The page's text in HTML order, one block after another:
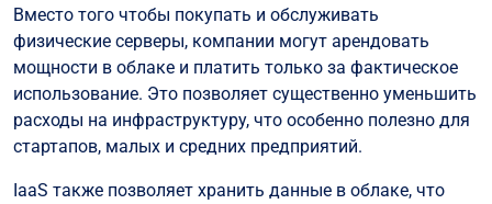
Вместо того чтобы покупать и обслуживать
физические серверы, компании могут арендовать
мощности в облаке и платить только за фактическое
использование. Это позволяет существенно уменьшить
расходы на инфраструктуру, что особенно полезно для
стартапов, малых и средних предприятий.
IaaS также позволяет хранить данные в облаке, что